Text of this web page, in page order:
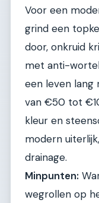
Voor een
grind een
door, onkruid
met anti-
een leven lang
van €50 tot
kleur en
modern
drainage.
Minpunten:
wegrollen op